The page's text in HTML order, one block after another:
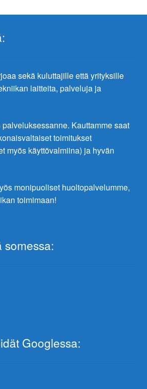
sekä kuluttajille että yrityksille
laitteita, palveluja ja
Kauttamme saat
toimitukset
myös käyttövalmiina) ja hyvän
monipuoliset huoltopalvelumme,
toimimaan!
somessa:
Googlessa: